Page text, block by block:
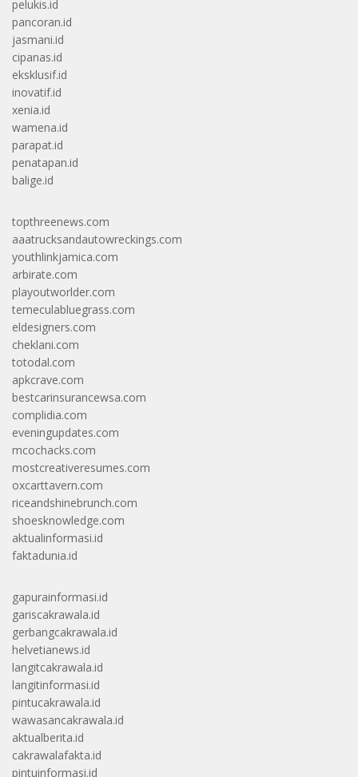
pelukis.id
pancoran.id
jasmani.id
cipanas.id
eksklusif.id
inovatif.id
xenia.id
wamena.id
parapat.id
penatapan.id
balige.id
topthreenews.com
aaatrucksandautowreckings.com
youthlinkjamica.com
arbirate.com
playoutworlder.com
temeculabluegrass.com
eldesigners.com
cheklani.com
totodal.com
apkcrave.com
bestcarinsurancewsa.com
complidia.com
eveningupdates.com
mcochacks.com
mostcreativeresumes.com
oxcarttavern.com
riceandshinebrunch.com
shoesknowledge.com
aktualinformasi.id
faktadunia.id
gapurainformasi.id
gariscakrawala.id
gerbangcakrawala.id
helvetianews.id
langitcakrawala.id
langitinformasi.id
pintucakrawala.id
wawasancakrawala.id
aktualberita.id
cakrawalafakta.id
pintuinformasi.id